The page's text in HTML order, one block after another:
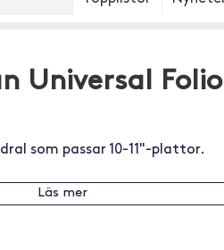
Universal
som passar 10-11"-plattor.
Läs mer